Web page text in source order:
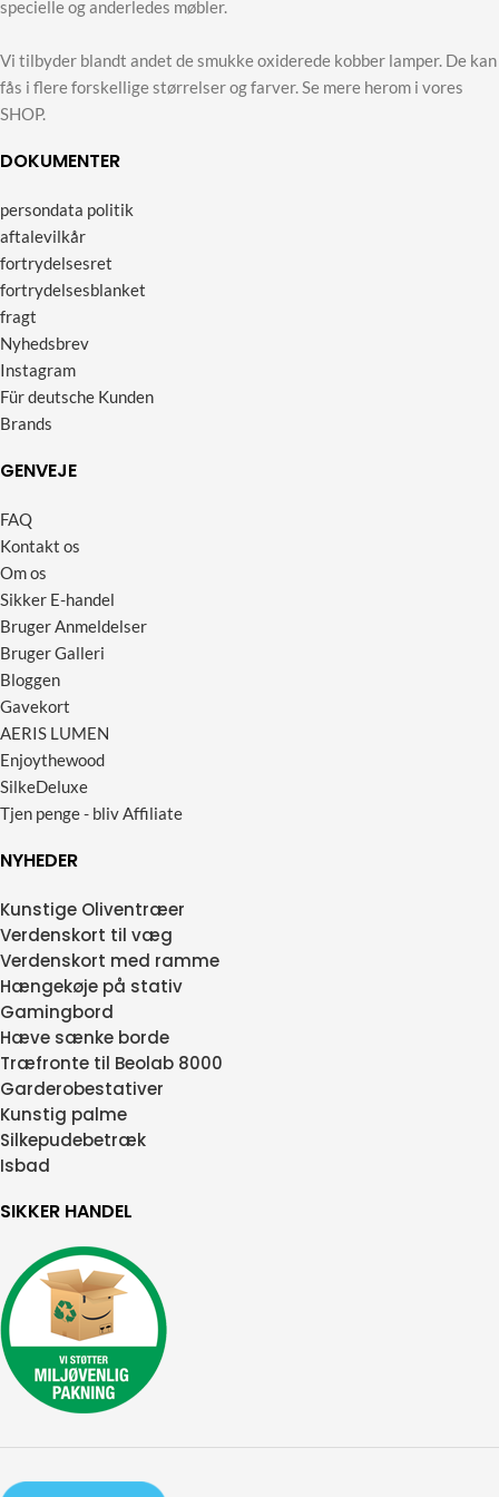
specielle og anderledes møbler.
Vi tilbyder blandt andet de smukke oxiderede kobber lamper. De kan
fås i flere forskellige størrelser og farver. Se mere herom i vores
SHOP.
DOKUMENTER
persondata politik
aftalevilkår
fortrydelsesret
fortrydelsesblanket
fragt
Nyhedsbrev
Instagram
Für deutsche Kunden
Brands
GENVEJE
FAQ
Kontakt os
Om os
Sikker E-handel
Bruger Anmeldelser
Bruger Galleri
Bloggen
Gavekort
AERIS LUMEN
Enjoythewood
SilkeDeluxe
Tjen penge - bliv Affiliate
NYHEDER
Kunstige Oliventræer
Verdenskort til væg
Verdenskort med ramme
Hængekøje på stativ
Gamingbord
Hæve sænke borde
Træfronte til Beolab 8000
Garderobestativer
Kunstig palme
Silkepudebetræk
Isbad
SIKKER HANDEL